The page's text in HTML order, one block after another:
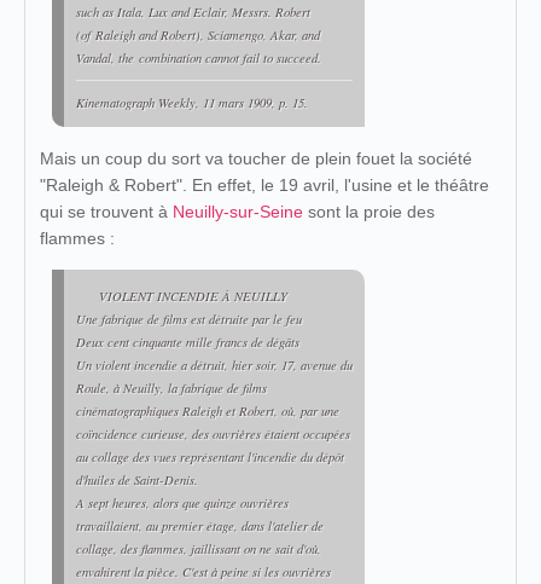
such as Itala, Lux and Eclair, Messrs. Robert
(of Raleigh and Robert), Sciamengo, Akar, and
Vandal, the combination cannot fail to succeed.
Kinematograph Weekly , 11 mars 1909, p. 15.
Mais un coup du sort va toucher de plein fouet la société
"Raleigh & Robert". En effet, le 19 avril, l'usine et le théâtre
qui se trouvent à Neuilly-sur-Seine sont la proie des
flammes :
VIOLENT INCENDIE À NEUILLY
Une fabrique de films est détruite par le feu
Deux cent cinquante mille francs de dégâts
Un violent incendie a détruit, hier soir, 17, avenue du
Roule, à Neuilly, la fabrique de films
cinématographiques Raleigh et Robert, où, par une
coïncidence curieuse, des ouvrières étaient occupées
au collage des vues représentant l'incendie du dépôt
d'huiles de Saint-Denis.
A sept heures, alors que quinze ouvrières
travaillaient, au premier étage, dans l'atelier de
collage, des flammes, jaillissant on ne sait d'où,
envahirent la pièce. C'est à peine si les ouvrières